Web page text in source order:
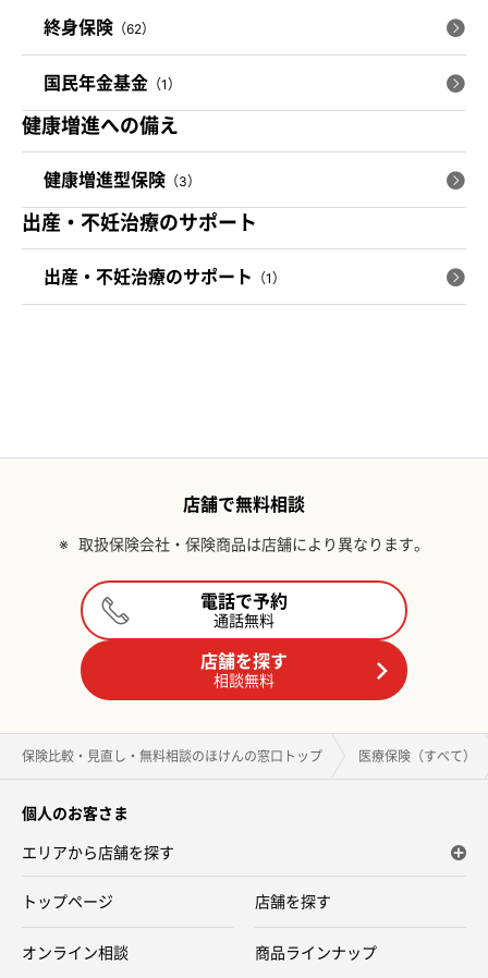
保険比較・見直し・無料相談のほけんの窓口トップ 医療保険（すべて）
終身保険 （62）
国民年金基金 （1）
健康増進への備え
健康増進型保険 （3）
出産・不妊治療のサポート
出産・不妊治療のサポート （1）
店舗で無料相談
※ 取扱保険会社・保険商品は店舗により異なります。
電話で予約
通話無料
店舗を探す
相談無料
個人のお客さま
エリアから店舗を探す
トップページ 店舗を探す
オンライン相談 商品ラインナップ